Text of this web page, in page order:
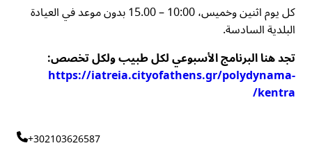
كل يوم اثنين وخميس، 10:00 – 15.00 بدون موعد في العيادة
البلدية السادسة.
تجد هنا البرنامج الأسبوعي لكل طبيب ولكل تخصص:
https://iatreia.cityofathens.gr/polydynama-
kentra/
+302103626587